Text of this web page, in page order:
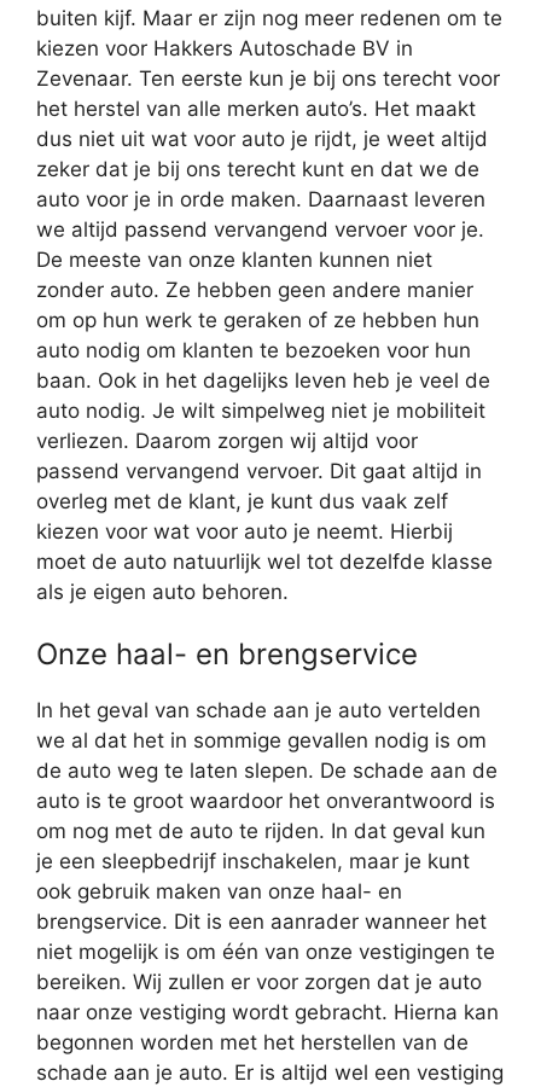
buiten kijf. Maar er zijn nog meer redenen om te
kiezen voor Hakkers Autoschade BV in
Zevenaar. Ten eerste kun je bij ons terecht voor
het herstel van alle merken auto’s. Het maakt
dus niet uit wat voor auto je rijdt, je weet altijd
zeker dat je bij ons terecht kunt en dat we de
auto voor je in orde maken. Daarnaast leveren
we altijd passend vervangend vervoer voor je.
De meeste van onze klanten kunnen niet
zonder auto. Ze hebben geen andere manier
om op hun werk te geraken of ze hebben hun
auto nodig om klanten te bezoeken voor hun
baan. Ook in het dagelijks leven heb je veel de
auto nodig. Je wilt simpelweg niet je mobiliteit
verliezen. Daarom zorgen wij altijd voor
passend vervangend vervoer. Dit gaat altijd in
overleg met de klant, je kunt dus vaak zelf
kiezen voor wat voor auto je neemt. Hierbij
moet de auto natuurlijk wel tot dezelfde klasse
als je eigen auto behoren.
Onze haal- en brengservice
In het geval van schade aan je auto vertelden
we al dat het in sommige gevallen nodig is om
de auto weg te laten slepen. De schade aan de
auto is te groot waardoor het onverantwoord is
om nog met de auto te rijden. In dat geval kun
je een sleepbedrijf inschakelen, maar je kunt
ook gebruik maken van onze haal- en
brengservice. Dit is een aanrader wanneer het
niet mogelijk is om één van onze vestigingen te
bereiken. Wij zullen er voor zorgen dat je auto
naar onze vestiging wordt gebracht. Hierna kan
begonnen worden met het herstellen van de
schade aan je auto. Er is altijd wel een vestiging